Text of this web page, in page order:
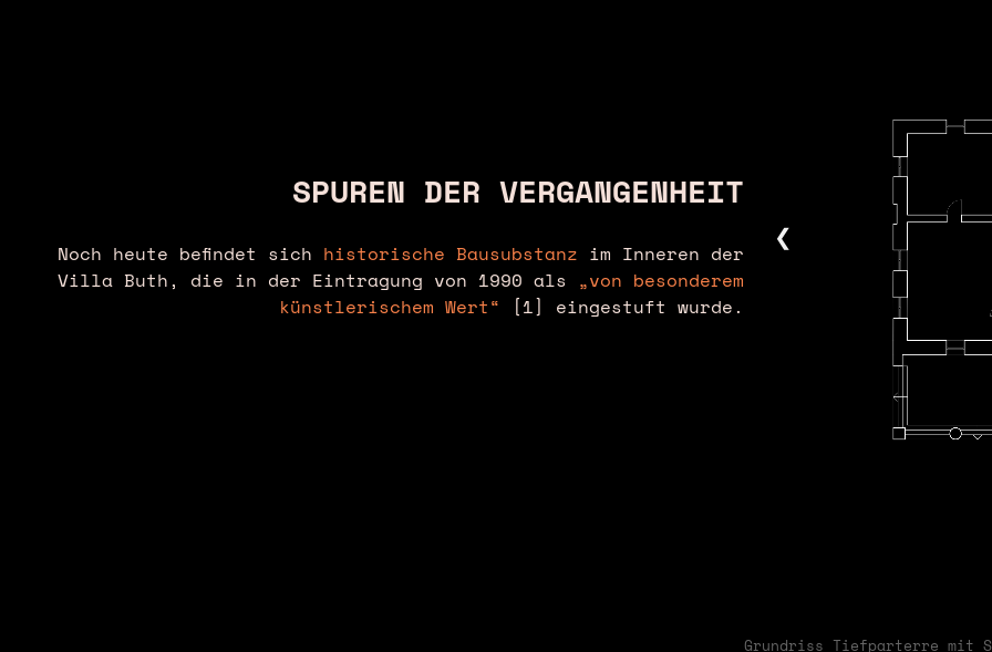
SPUREN DER VERGANGENHEIT
Noch heute befindet sich historische Bausubstanz im Inneren der
Villa Buth, die in der Eintragung von 1990 als „von besonderem
künstlerischem Wert“ [1] eingestuft wurde.
❮
Grundriss Tiefparterre mit